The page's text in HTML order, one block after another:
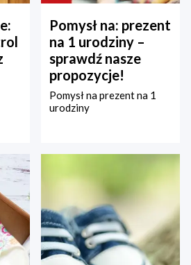
Pomysł na: prezent
na 1 urodziny –
sprawdź nasze
propozycje!
Pomysł na prezent na 1
urodziny